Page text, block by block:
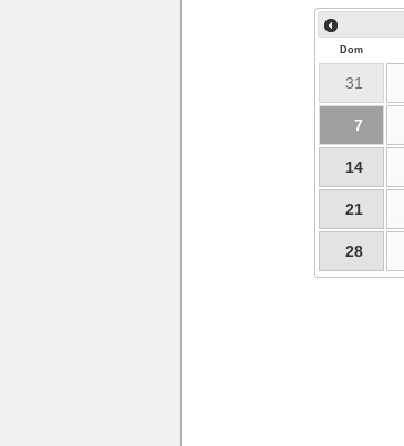
Dom
31
7
14
21
28